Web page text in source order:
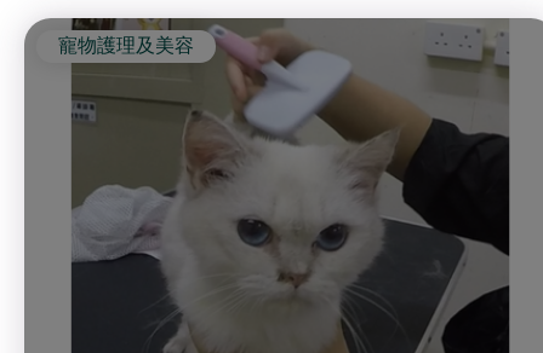
寵物護理及美容